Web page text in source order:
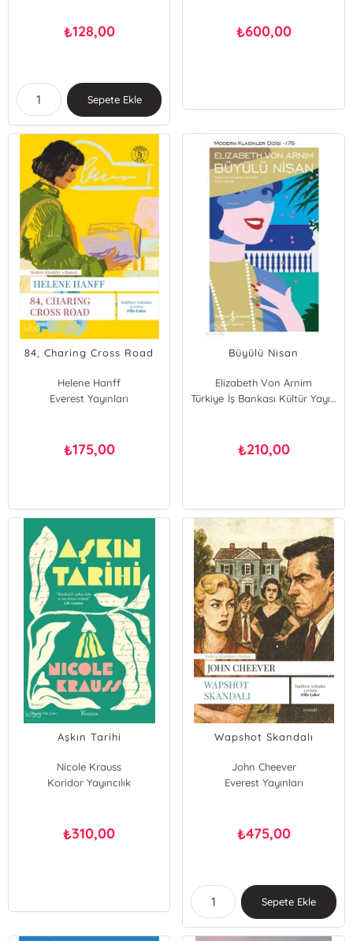
₺128,00
Sepete Ekle
₺600,00
84, Charing Cross Road
Helene Hanff
Everest Yayınları
₺175,00
Büyülü Nisan
Elizabeth Von Arnim
Türkiye İş Bankası Kültür Yayınları
₺210,00
Aşkın Tarihi
Nicole Krauss
Koridor Yayıncılık
₺310,00
Wapshot Skandalı
John Cheever
Everest Yayınları
₺475,00
Sepete Ekle